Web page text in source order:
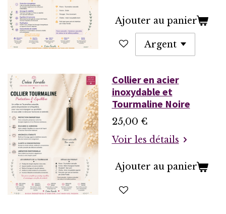
Ajouter au panier
Collier en acier
inoxydable et
Tourmaline Noire
25,00 €
Voir les détails
Ajouter au panier